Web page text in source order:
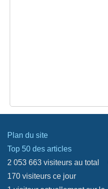
Plan du site
Top 50 des articles
2 053 663 visiteurs au total
170 visiteurs ce jour